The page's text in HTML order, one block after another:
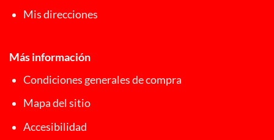
Mis direcciones
Más información
Condiciones generales de compra
Mapa del sitio
Accesibilidad